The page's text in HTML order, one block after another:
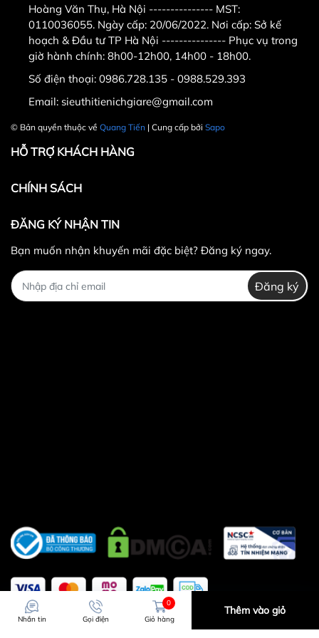
trờ đi và ngày chủ nhật - Email :
sieuthitienichgiare@gmail.com
Khách hàng ở tỉnh xa mua hàng vui
lòng cọc trước ít tiền vận chuyển
hoặc chuyển khoản
Qua tài khoản
Chủ tài khoản : Nguyễn Duy Quang
#ta_tay #tap_ta #tap_gym #gym #ta_đúc
#tạ_gang
Hoàng Văn Thụ, Hà Nội --------------- MST:
0110036055. Ngày cấp: 20/06/2022. Nơi cấp: Sở kế
hoạch & Đầu tư TP Hà Nội --------------- Phục vụ trong
giờ hành chính: 8h00-12h00, 14h00 - 18h00.
Số điện thoại: 0986.728.135 - 0988.529.393
Email: sieuthitienichgiare@gmail.com
© Bản quyền thuộc về Quang Tiến | Cung cấp bởi Sapo
HỖ TRỢ KHÁCH HÀNG
CHÍNH SÁCH
ĐĂNG KÝ NHẬN TIN
Bạn muốn nhận khuyến mãi đặc biệt? Đăng ký ngay.
Đăng ký
Nhắn tin Gọi điện
0
Giỏ hàng
Thêm vào giỏ